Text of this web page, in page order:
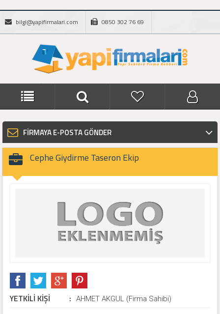
bilgi@yapifirmalari.com 0850 302 76 69
FİRMAYA E-POSTA GÖNDER
Cephe Giydirme Taseron Ekip
YETKİLİ KİŞİ : AHMET AKGUL (Firma Sahibi)